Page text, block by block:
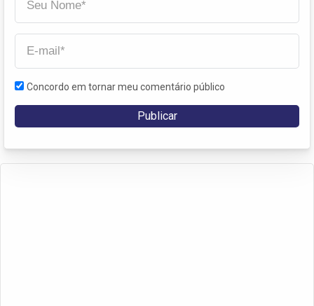
Concordo em tornar meu comentário público